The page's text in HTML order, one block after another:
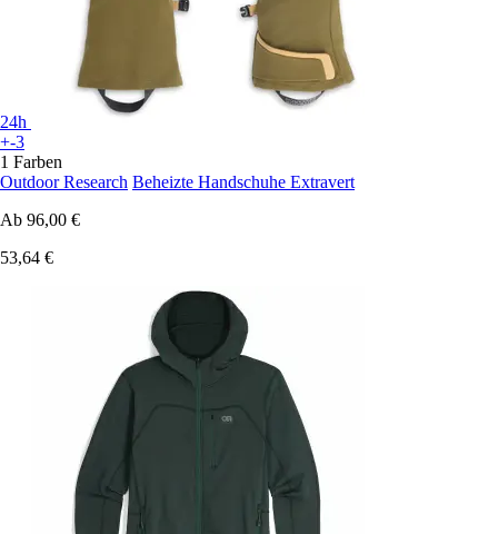
24h
+-3
1 Farben
Outdoor Research Beheizte Handschuhe Extravert
Ab 96,00 €
53,64 €